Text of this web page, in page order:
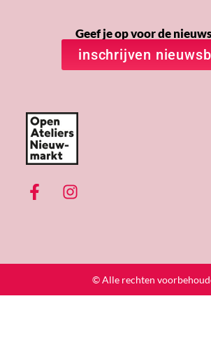
Geef je op voor de
inschrijven
© Alle rechten